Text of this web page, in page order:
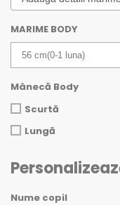
MARIME BODY
Mânecă Body
Scurtă
Lungă
Nume copil